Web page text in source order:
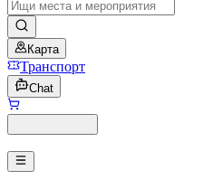
Карта
Транспорт
Chat